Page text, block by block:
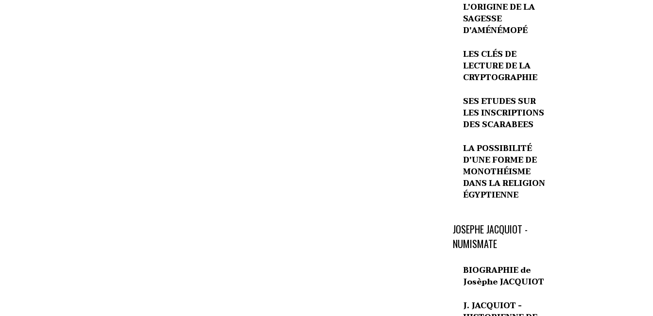
L'ORIGINE DE LA
SAGESSE
D'AMÉNÉMOPÉ
LES CLÉS DE
LECTURE DE LA
CRYPTOGRAPHIE
SES ETUDES SUR
LES INSCRIPTIONS
DES SCARABEES
LA POSSIBILITÉ
D'UNE FORME DE
MONOTHÉISME
DANS LA RELIGION
ÉGYPTIENNE
JOSEPHE JACQUIOT -
NUMISMATE
BIOGRAPHIE de
Josèphe JACQUIOT
J. JACQUIOT -